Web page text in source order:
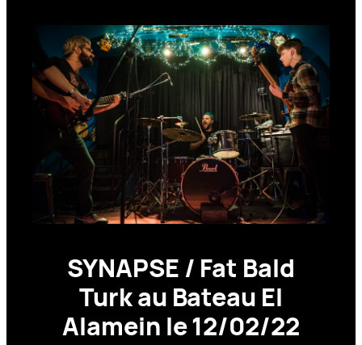
SYNAPSE / Fat Bald
Turk au Bateau El
Alamein le 12/02/22